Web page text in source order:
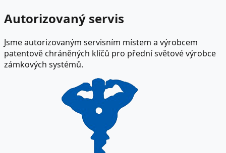
Autorizovaný servis
Jsme autorizovaným servisním místem a výrobcem
patentově chráněných klíčů pro přední světové výrobce
zámkových systémů.